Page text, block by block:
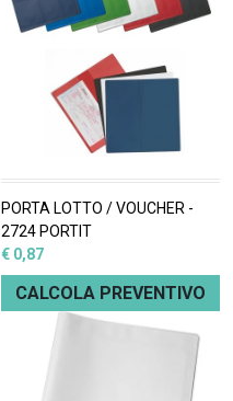
PORTA LOTTO / VOUCHER -
2724 PORTIT
€ 0,87
CALCOLA PREVENTIVO